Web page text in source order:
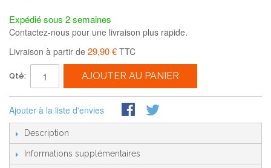
Expédié sous 2 semaines
Contactez-nous pour une livraison plus rapide.
Livraison à partir de 29,90 € TTC
Qté: AJOUTER AU PANIER
Ajouter à la liste d'envies
Description
Informations supplémentaires